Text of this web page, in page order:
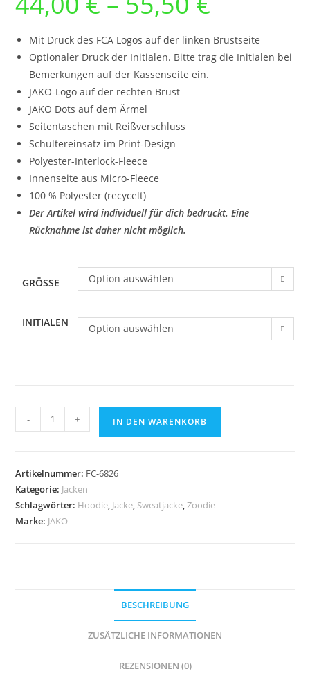
Mit Druck des FCA Logos auf der linken Brustseite
Optionaler Druck der Initialen. Bitte trag die Initialen bei
Bemerkungen auf der Kassenseite ein.
JAKO-Logo auf der rechten Brust
JAKO Dots auf dem Ärmel
Seitentaschen mit Reißverschluss
Schultereinsatz im Print-Design
Polyester-Interlock-Fleece
Innenseite aus Micro-Fleece
100 % Polyester (recycelt)
Der Artikel wird individuell für dich bedruckt. Eine
Rücknahme ist daher nicht möglich.
GRÖSSE Option auswählen
INITIALEN Option auswählen
Kapuzenjacke
- + IN DEN WARENKORB
Artikelnummer: FC-6826
Kategorie: Jacken
Schlagwörter: Hoodie, Jacke, Sweatjacke,Zoodie
Marke: JAKO
BESCHREIBUNG
ZUSÄTZLICHE INFORMATIONEN
REZENSIONEN (0)